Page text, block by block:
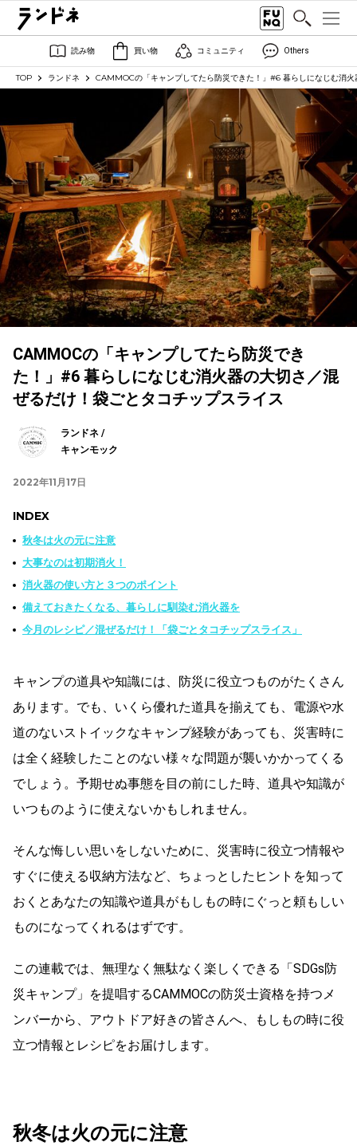
読み物 買い物 コミュニティ Others
TOP ランドネ CAMMOCの「キャンプしてたら防災できた！」#6 暮らしになじむ消
CAMMOCの「キャンプしてたら防災でき
た！」#6 暮らしになじむ消火器の大切さ／混
ぜるだけ！袋ごとタコチップスライス
ランドネ /
キャンモック
2022年11月17日
INDEX
秋冬は火の元に注意
大事なのは初期消火！
消火器の使い方と３つのポイント
備えておきたくなる、暮らしに馴染む消火器を
今月のレシピ／混ぜるだけ！「袋ごとタコチップスライス」
キャンプの道具や知識には、防災に役立つものがたくさん
あります。でも、いくら優れた道具を揃えても、電源や水
道のないストイックなキャンプ経験があっても、災害時に
は全く経験したことのない様々な問題が襲いかかってくる
でしょう。予期せぬ事態を目の前にした時、道具や知識が
いつものように使えないかもしれません。
そんな悔しい思いをしないために、災害時に役立つ情報や
すぐに使える収納方法など、ちょっとしたヒントを知って
おくとあなたの知識や道具がもしもの時にぐっと頼もしい
ものになってくれるはずです。
この連載では、無理なく無駄なく楽しくできる「SDGs防
災キャンプ」を提唱するCAMMOCの防災士資格を持つメ
ンバーから、アウトドア好きの皆さんへ、もしもの時に役
立つ情報とレシピをお届けします。
秋冬は火の元に注意